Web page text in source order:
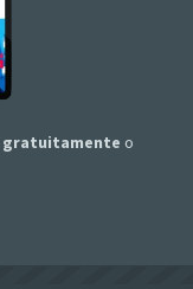
gratuitamente o